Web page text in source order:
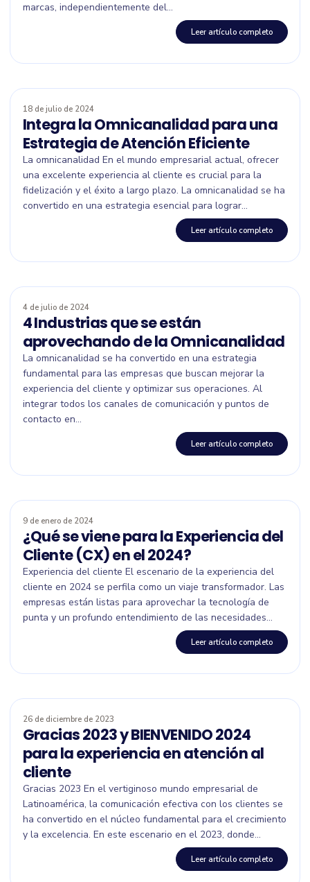
marcas, independientemente del...
Leer artículo completo
18 de julio de 2024
Integra la Omnicanalidad para una
Estrategia de Atención Eficiente
La omnicanalidad En el mundo empresarial actual, ofrecer
una excelente experiencia al cliente es crucial para la
fidelización y el éxito a largo plazo. La omnicanalidad se ha
convertido en una estrategia esencial para lograr...
Leer artículo completo
4 de julio de 2024
4 Industrias que se están
aprovechando de la Omnicanalidad
La omnicanalidad se ha convertido en una estrategia
fundamental para las empresas que buscan mejorar la
experiencia del cliente y optimizar sus operaciones. Al
integrar todos los canales de comunicación y puntos de
contacto en...
Leer artículo completo
9 de enero de 2024
¿Qué se viene para la Experiencia del
Cliente (CX) en el 2024?
Experiencia del cliente El escenario de la experiencia del
cliente en 2024 se perfila como un viaje transformador. Las
empresas están listas para aprovechar la tecnología de
punta y un profundo entendimiento de las necesidades...
Leer artículo completo
26 de diciembre de 2023
Gracias 2023 y BIENVENIDO 2024
para la experiencia en atención al
cliente
Gracias 2023 En el vertiginoso mundo empresarial de
Latinoamérica, la comunicación efectiva con los clientes se
ha convertido en el núcleo fundamental para el crecimiento
y la excelencia. En este escenario en el 2023, donde...
Leer artículo completo